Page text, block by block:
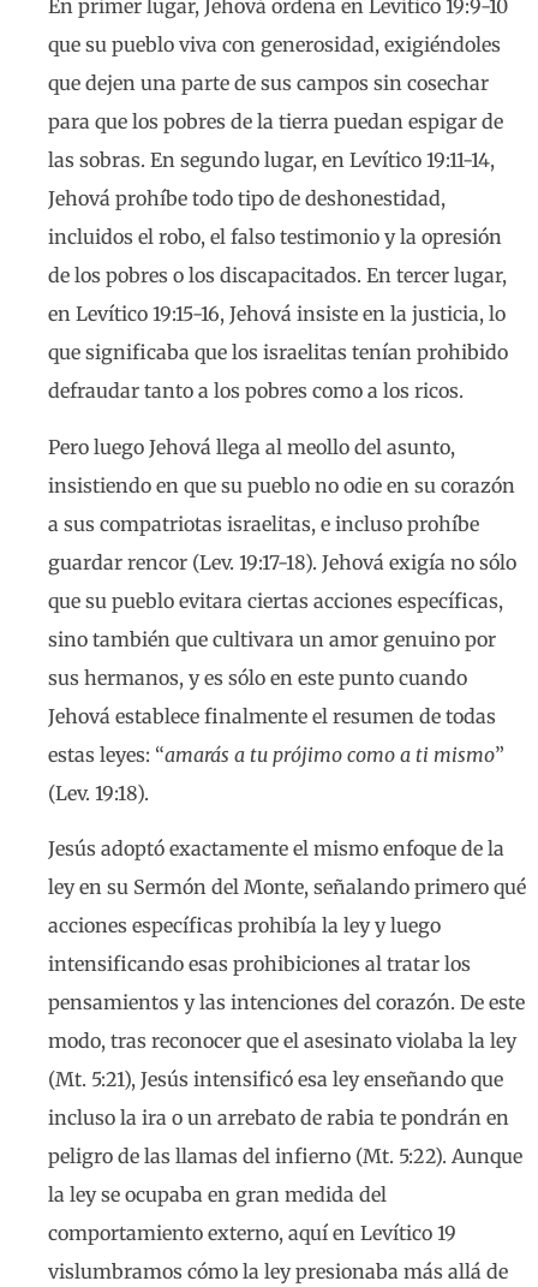
En primer lugar, Jehová ordena en Levítico 19:9-10
que su pueblo viva con generosidad, exigiéndoles
que dejen una parte de sus campos sin cosechar
para que los pobres de la tierra puedan espigar de
las sobras. En segundo lugar, en Levítico 19:11-14,
Jehová prohíbe todo tipo de deshonestidad,
incluidos el robo, el falso testimonio y la opresión
de los pobres o los discapacitados. En tercer lugar,
en Levítico 19:15-16, Jehová insiste en la justicia, lo
que significaba que los israelitas tenían prohibido
defraudar tanto a los pobres como a los ricos.
Pero luego Jehová llega al meollo del asunto,
insistiendo en que su pueblo no odie en su corazón
a sus compatriotas israelitas, e incluso prohíbe
guardar rencor (Lev. 19:17-18). Jehová exigía no sólo
que su pueblo evitara ciertas acciones específicas,
sino también que cultivara un amor genuino por
sus hermanos, y es sólo en este punto cuando
Jehová establece finalmente el resumen de todas
estas leyes: “amarás a tu prójimo como a ti mismo”
(Lev. 19:18).
Jesús adoptó exactamente el mismo enfoque de la
ley en su Sermón del Monte, señalando primero qué
acciones específicas prohibía la ley y luego
intensificando esas prohibiciones al tratar los
pensamientos y las intenciones del corazón. De este
modo, tras reconocer que el asesinato violaba la ley
(Mt. 5:21), Jesús intensificó esa ley enseñando que
incluso la ira o un arrebato de rabia te pondrán en
peligro de las llamas del infierno (Mt. 5:22). Aunque
la ley se ocupaba en gran medida del
comportamiento externo, aquí en Levítico 19
vislumbramos cómo la ley presionaba más allá de